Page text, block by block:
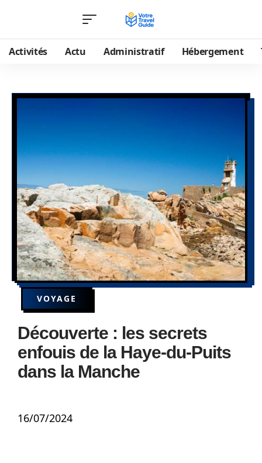
Activités Actu Administratif Hébergement
VOYAGE
Découverte : les secrets
enfouis de la Haye-du-Puits
dans la Manche
16/07/2024